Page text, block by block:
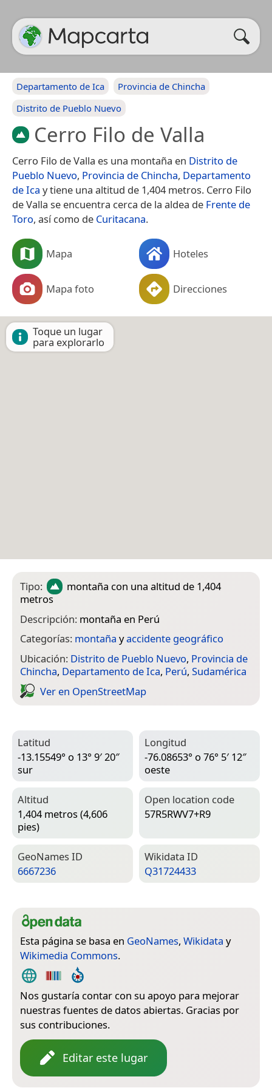
Departamento de Ica
Provincia de Chincha
Distrito de Pueblo Nuevo
Cerro Filo de Valla
Cerro Filo de Valla es una montaña en Distrito de
Pueblo Nuevo, Provincia de Chincha, Departamento
de Ica y tiene una altitud de 1,404 metros. Cerro Filo
de Valla se encuentra cerca de la aldea de Frente de
Toro, así como de Curitacana.
Mapa Hoteles
Mapa foto Direcciones
Toque un lugar
para explorarlo
Tipo: montaña con una altitud de 1,404
metros
Descripción: montaña en Perú
Categorías: montaña yaccidente geográfico
Ubicación: Distrito de Pueblo Nuevo, Provincia de
Chincha, Departamento de Ica, Perú, Sudamérica
Ver en Open­Street­Map
Latitud
-13.15549° o 13° 9′ 20″
sur
Longitud
-76.08653° o 76° 5′ 12″
oeste
Altitud
1,404 metros (4,606
pies)
Open location code
57R5RWV7+R9
Geo­Names ID
6667236
Wiki­data ID
Q31724433
Esta página se basa en GeoNames, Wikidata y
Wikimedia Commons.
Nos gustaría contar con su apoyo para mejorar
nuestras fuentes de datos abiertas. Gracias por
sus contribuciones.
Editar este lugar